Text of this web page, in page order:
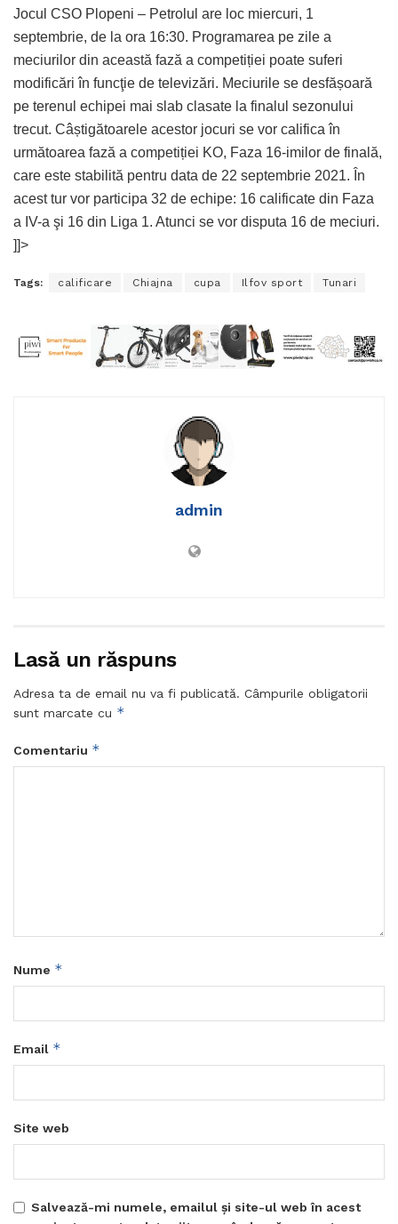
Jocul CSO Plopeni – Petrolul are loc miercuri, 1
septembrie, de la ora 16:30. Programarea pe zile a
meciurilor din această fază a competiției poate suferi
modificări în funcţie de televizări. Meciurile se desfășoară
pe terenul echipei mai slab clasate la finalul sezonului
trecut. Câștigătoarele acestor jocuri se vor califica în
următoarea fază a competiției KO, Faza 16-imilor de finală,
care este stabilită pentru data de 22 septembrie 2021. În
acest tur vor participa 32 de echipe: 16 calificate din Faza
a IV-a şi 16 din Liga 1. Atunci se vor disputa 16 de meciuri.
]]>
Tags: calificare Chiajna cupa Ilfov sport Tunari
admin
Lasă un răspuns
Adresa ta de email nu va fi publicată. Câmpurile obligatorii
sunt marcate cu *
Comentariu *
Nume *
Email *
Site web
Salvează-mi numele, emailul și site-ul web în acest